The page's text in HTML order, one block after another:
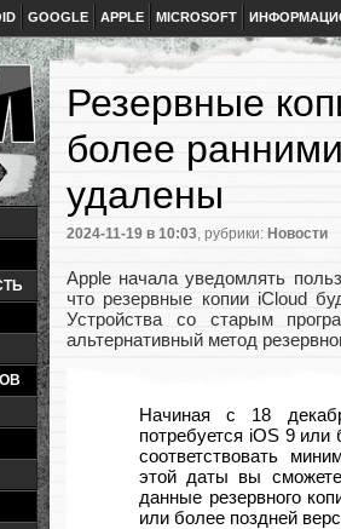
GOOGLE APPLE MICROSOFT
Резервные
более
удалены
2024-11-19 в 10:03, рубрики: Новости
Apple начала уведомлять
что резервные копии iCloud
Устройства со старым
альтернативный метод
Начиная с 18
потребуется iOS 9
соответствовать
этой даты вы
данные резервного
или более поздней